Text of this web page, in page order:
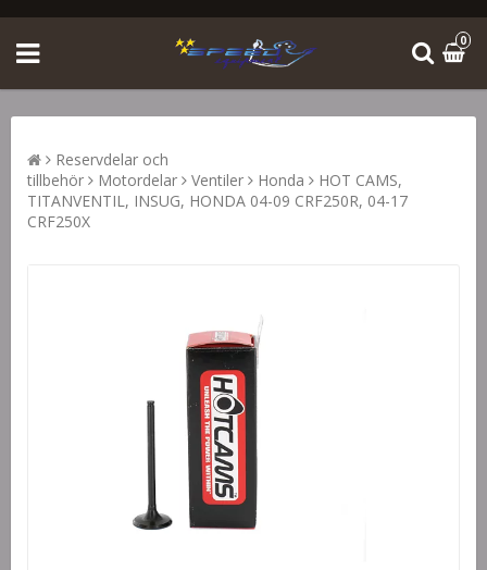
0
Reservdelar och
tillbehör
Motordelar Ventiler Honda
HOT CAMS,
TITANVENTIL, INSUG, HONDA 04-09 CRF250R, 04-17
CRF250X